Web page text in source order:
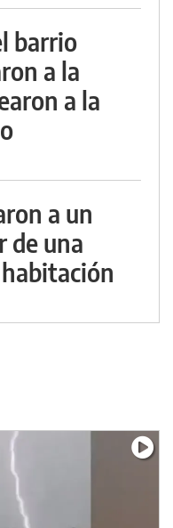
barrio
a la
a la
a un
de una